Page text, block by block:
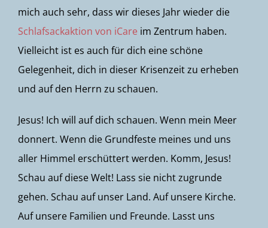
mich auch sehr, dass wir dieses Jahr wieder die
Schlafsackaktion von iCare im Zentrum haben.
Vielleicht ist es auch für dich eine schöne
Gelegenheit, dich in dieser Krisenzeit zu erheben
und auf den Herrn zu schauen.
Jesus! Ich will auf dich schauen. Wenn mein Meer
donnert. Wenn die Grundfeste meines und uns
aller Himmel erschüttert werden. Komm, Jesus!
Schau auf diese Welt! Lass sie nicht zugrunde
gehen. Schau auf unser Land. Auf unsere Kirche.
Auf unsere Familien und Freunde. Lasst uns